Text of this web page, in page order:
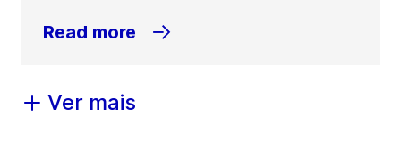
Read more
Ver mais